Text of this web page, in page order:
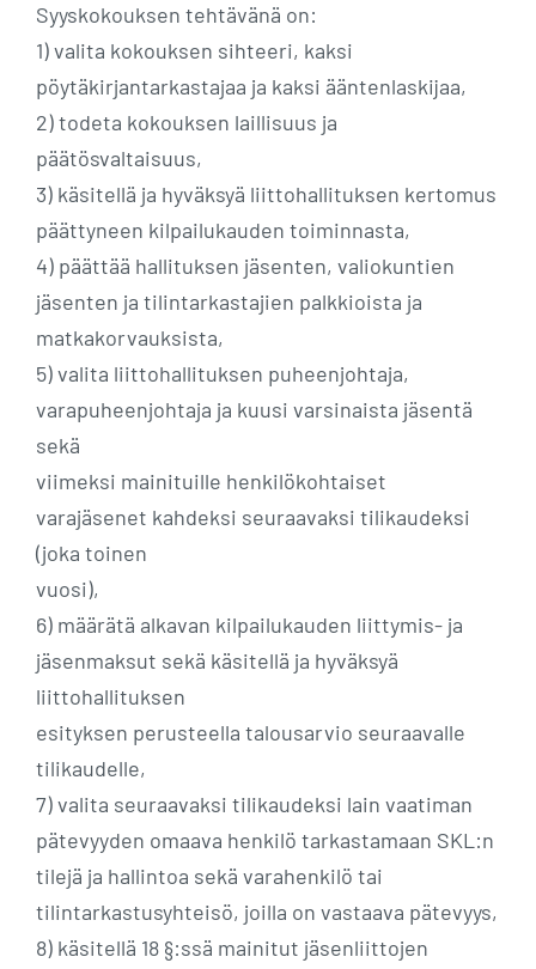
Syyskokouksen tehtävänä on:
1) valita kokouksen sihteeri, kaksi
pöytäkirjantarkastajaa ja kaksi ääntenlaskijaa,
2) todeta kokouksen laillisuus ja
päätösvaltaisuus,
3) käsitellä ja hyväksyä liittohallituksen kertomus
päättyneen kilpailukauden toiminnasta,
4) päättää hallituksen jäsenten, valiokuntien
jäsenten ja tilintarkastajien palkkioista ja
matkakorvauksista,
5) valita liittohallituksen puheenjohtaja,
varapuheenjohtaja ja kuusi varsinaista jäsentä
sekä
viimeksi mainituille henkilökohtaiset
varajäsenet kahdeksi seuraavaksi tilikaudeksi
(joka toinen
vuosi),
6) määrätä alkavan kilpailukauden liittymis- ja
jäsenmaksut sekä käsitellä ja hyväksyä
liittohallituksen
esityksen perusteella talousarvio seuraavalle
tilikaudelle,
7) valita seuraavaksi tilikaudeksi lain vaatiman
pätevyyden omaava henkilö tarkastamaan SKL:n
tilejä ja hallintoa sekä varahenkilö tai
tilintarkastusyhteisö, joilla on vastaava pätevyys,
8) käsitellä 18 §:ssä mainitut jäsenliittojen